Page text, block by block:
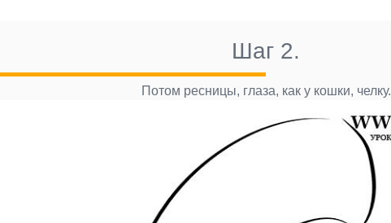
Шаг 2.
Потом ресницы, глаза, как у кошки, челку.